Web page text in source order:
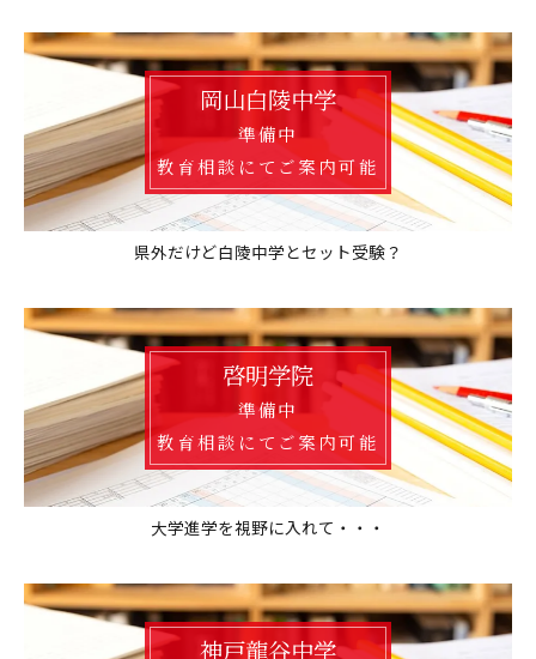
岡山白陵中学
準備中
教育相談にてご案内可能
県外だけど白陵中学とセット受験？
啓明学院
準備中
教育相談にてご案内可能
大学進学を視野に入れて・・・
神戸龍谷中学